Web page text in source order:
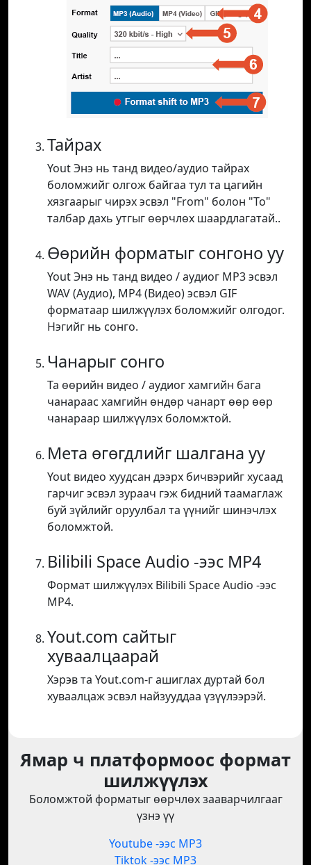
Тайрах
Yout Энэ нь танд видео/аудио тайрах
боломжийг олгож байгаа тул та цагийн
хязгаарыг чирэх эсвэл "From" болон "To"
талбар дахь утгыг өөрчлөх шаардлагатай..
Өөрийн форматыг сонгоно уу
Yout Энэ нь танд видео / аудиог MP3 эсвэл
WAV (Аудио), MP4 (Видео) эсвэл GIF
форматаар шилжүүлэх боломжийг олгодог.
Нэгийг нь сонго.
Чанарыг сонго
Та өөрийн видео / аудиог хамгийн бага
чанараас хамгийн өндөр чанарт өөр өөр
чанараар шилжүүлэх боломжтой.
Мета өгөгдлийг шалгана уу
Yout видео хуудсан дээрх бичвэрийг хусаад
гарчиг эсвэл зураач гэж бидний таамаглаж
буй зүйлийг оруулбал та үүнийг шинэчлэх
боломжтой.
Bilibili Space Audio -ээс MP4
Формат шилжүүлэх Bilibili Space Audio -ээс
MP4.
Yout.com сайтыг
хуваалцаарай
Хэрэв та Yout.com-г ашиглах дуртай бол
хуваалцаж эсвэл найзууддаа үзүүлээрэй.
Ямар ч платформоос формат
шилжүүлэх
Боломжтой форматыг өөрчлөх зааварчилгааг
үзнэ үү
Youtube -ээс MP3
Tiktok -ээс MP3